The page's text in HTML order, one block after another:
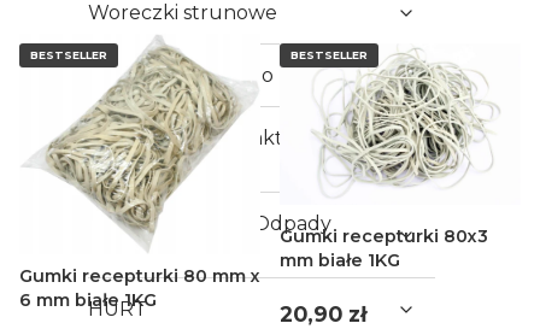
Woreczki strunowe
Rolki Termiczne do Kas i Terminali
Artykuły do kontaktu z
żywnością
Worki na Śmieci i Odpady
Budowlane
HURT
BESTSELLER
Gumki recepturki 80 mm x
6 mm białe 1KG
BESTSELLER
Gumki recepturki 80x3
mm białe 1KG
Cena
20,90 zł